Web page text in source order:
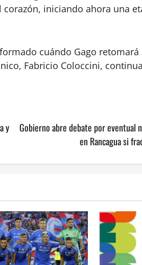
iniciando ahora una
cuándo Gago retomará
Fabricio Coloccini,
y
Gobierno abre debate por eventual
en Rancagua si